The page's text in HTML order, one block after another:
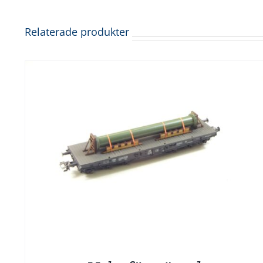
Relaterade produkter